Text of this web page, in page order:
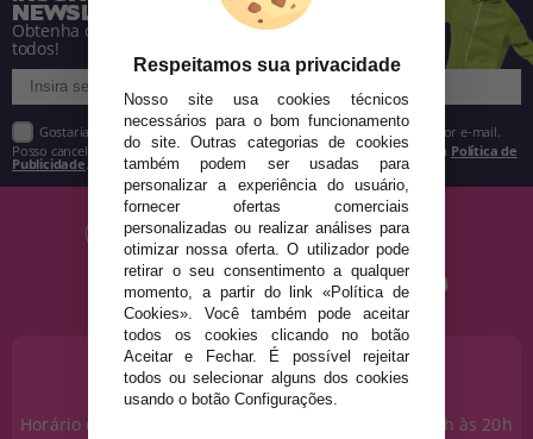
NEWSLETTER
Obtenha descontos e saiba de tudo antes de
todos!
Gostaria de receber descontos exclusivos, novidades e tendências por e-mail.
Posso cancelar a inscrição a qualquer momento, conforme estipulado na Política de
Publicidade
PRECISA DE AJUDA?
915 793 695
Horário de segunda a sexta das 10h às 14h e das 17h às 20h
Respeitamos sua privacidade
Nosso site usa cookies técnicos
necessários para o bom funcionamento
do site. Outras categorias de cookies
também podem ser usadas para
personalizar a experiência do usuário,
fornecer ofertas comerciais
personalizadas ou realizar análises para
otimizar nossa oferta. O utilizador pode
retirar o seu consentimento a qualquer
momento, a partir do link «Política de
Cookies». Você também pode aceitar
todos os cookies clicando no botão
Aceitar e Fechar. É possível rejeitar
todos ou selecionar alguns dos cookies
usando o botão Configurações.